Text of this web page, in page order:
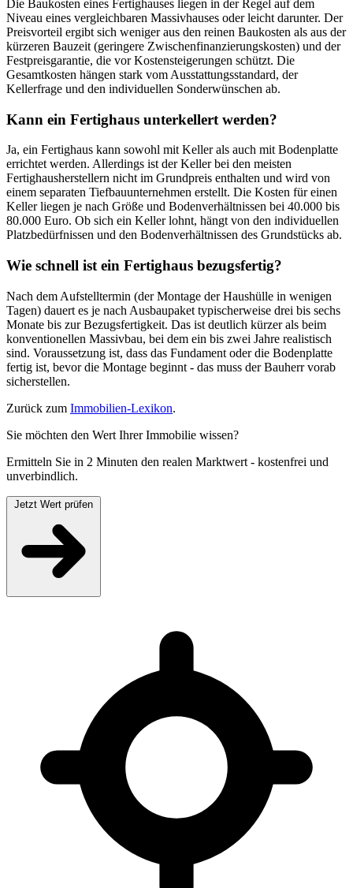
Die Baukosten eines Fertighauses liegen in der Regel auf dem
Niveau eines vergleichbaren Massivhauses oder leicht darunter. Der
Preisvorteil ergibt sich weniger aus den reinen Baukosten als aus der
kürzeren Bauzeit (geringere Zwischenfinanzierungskosten) und der
Festpreisgarantie, die vor Kostensteigerungen schützt. Die
Gesamtkosten hängen stark vom Ausstattungsstandard, der
Kellerfrage und den individuellen Sonderwünschen ab.
Kann ein Fertighaus unterkellert werden?
Ja, ein Fertighaus kann sowohl mit Keller als auch mit Bodenplatte
errichtet werden. Allerdings ist der Keller bei den meisten
Fertighausherstellern nicht im Grundpreis enthalten und wird von
einem separaten Tiefbauunternehmen erstellt. Die Kosten für einen
Keller liegen je nach Größe und Bodenverhältnissen bei 40.000 bis
80.000 Euro. Ob sich ein Keller lohnt, hängt von den individuellen
Platzbedürfnissen und den Bodenverhältnissen des Grundstücks ab.
Wie schnell ist ein Fertighaus bezugsfertig?
Nach dem Aufstelltermin (der Montage der Haushülle in wenigen
Tagen) dauert es je nach Ausbaupaket typischerweise drei bis sechs
Monate bis zur Bezugsfertigkeit. Das ist deutlich kürzer als beim
konventionellen Massivbau, bei dem ein bis zwei Jahre realistisch
sind. Voraussetzung ist, dass das Fundament oder die Bodenplatte
fertig ist, bevor die Montage beginnt - das muss der Bauherr vorab
sicherstellen.
Zurück zum Immobilien-Lexikon.
Sie möchten den Wert Ihrer Immobilie wissen?
Ermitteln Sie in 2 Minuten den realen Marktwert - kostenfrei und
unverbindlich.